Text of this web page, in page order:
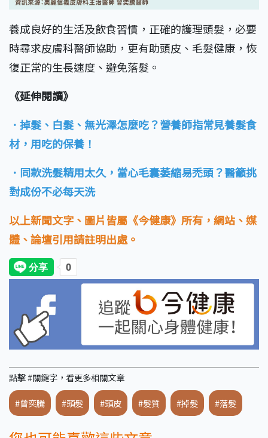
養成良好的生活及飲食習慣，正確的護理頭髮，必要
時尋求皮膚科醫師協助，更有助頭皮、毛髮健康，恢
復正常的生長速度、避免落髮。
《延伸閱讀》
．掉髮、白髮、無光澤怎麼吃？營養師指常見養髮食
材，用吃的保養！
．同款洗髮精用太久，當心毛囊萎縮易禿頭？醫籲挑
對成份不必每天洗
以上新聞文字、圖片皆屬《今健康》所有，網站、媒
體、論壇引用請註明出處。
點擊 #關鍵字，看更多相關文章
#曾奕騰 #頭髮 #頭皮 #髮質 #掉髮 #落髮